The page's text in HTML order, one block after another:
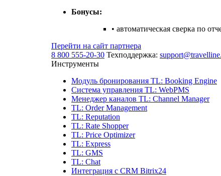
Бонусы:
• автоматическая сверка по
Перейти на сайт партнера
8 800 555-20-30 Техподдержка:
Инструменты
Модуль бронирования TL: Booking Engine
Система управления TL: WebPMS
Менеджер каналов TL: Channel Manager
TL: Order Management
TL: Reputation
TL: Rate Shopper
TL: Price Optimizer
TL: Express
TL: GMS
TL: Chat
Интеграция с CRM Bitrix24